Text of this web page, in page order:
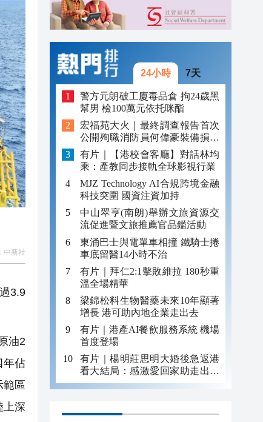
中新社
3.9
油2
年佔
區
上深
24小時 7天
警方元朗破工廈毒品倉 拘24歲黑
幫男 檢100萬元依托咪酯
宏福苑大火｜最終調查報告首次
公開殉職消防員何偉豪裝備損毀
照片
有片｜【港校會客廳】對話林均
乘：產教同步接軌全球影視行業
MJZ Technology AI合規跨境金融
科技突圍 國資注資加持
中山翠亨(南朗)舉辦文旅資源交
流促進暨文旅推薦官品鑑活動
東涌巴士與電單車相撞 鐵騎士捲
車底留醫14小時不治
有片｜拜仁2:1擊敗維拉 180秒重
溫全場精華
梁錦松料生物醫藥未來10年顯著
增長 港可助內地企業走出去
有片｜港產AI餐飲服務系統 機場
首度登場
有片｜楊明莊思明大婚後急返港
看大結局：感激愛回家助走出低
谷 不捨大家庭